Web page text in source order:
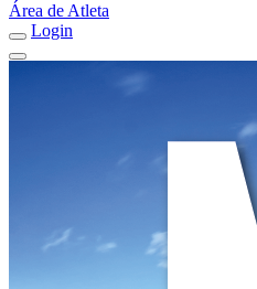
Área de Atleta
Login